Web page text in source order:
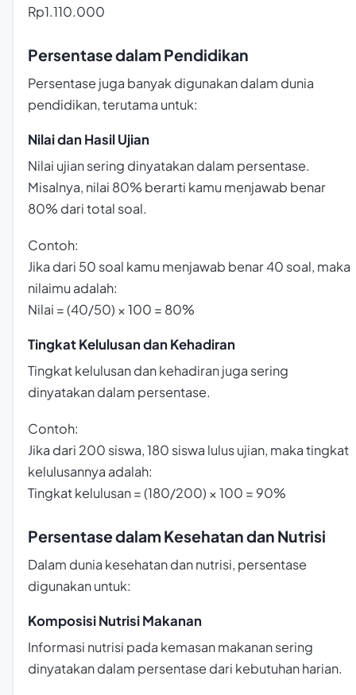
Rp1.110.000
Persentase dalam Pendidikan
Persentase juga banyak digunakan dalam dunia
pendidikan, terutama untuk:
Nilai dan Hasil Ujian
Nilai ujian sering dinyatakan dalam persentase.
Misalnya, nilai 80% berarti kamu menjawab benar
80% dari total soal.
Contoh:
Jika dari 50 soal kamu menjawab benar 40 soal, maka
nilaimu adalah:
Nilai = (40/50) × 100 = 80%
Tingkat Kelulusan dan Kehadiran
Tingkat kelulusan dan kehadiran juga sering
dinyatakan dalam persentase.
Contoh:
Jika dari 200 siswa, 180 siswa lulus ujian, maka tingkat
kelulusannya adalah:
Tingkat kelulusan = (180/200) × 100 = 90%
Persentase dalam Kesehatan dan Nutrisi
Dalam dunia kesehatan dan nutrisi, persentase
digunakan untuk:
Komposisi Nutrisi Makanan
Informasi nutrisi pada kemasan makanan sering
dinyatakan dalam persentase dari kebutuhan harian.